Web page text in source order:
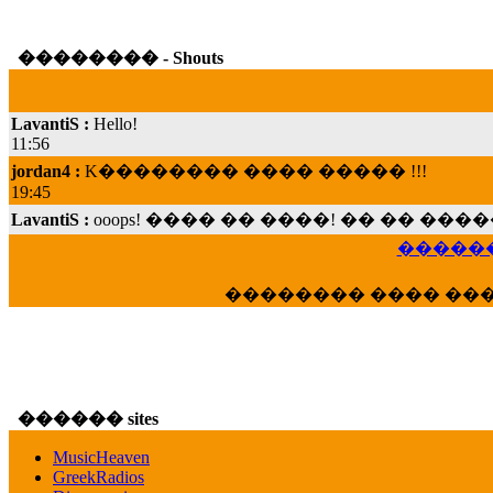
�������� - Shouts
11:56
jordan4 :
19:45
LavantiS :
���; ���� ��� ��� �������� ����
veronica :E���� 2012 ��� ����� ���
16:39
veronica :[URL] ���� ���;
�������� ����
������ sites
MusicHeaven
GreekRadios